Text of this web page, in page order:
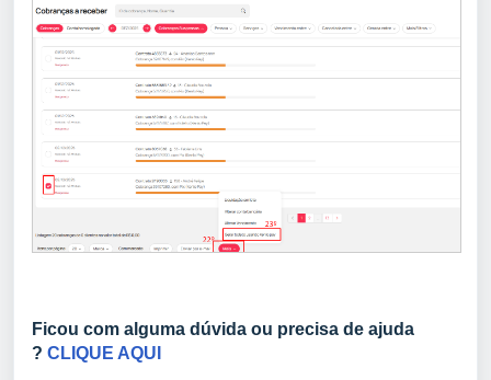
Ficou com alguma dúvida ou precisa de ajuda
? CLIQUE AQUI